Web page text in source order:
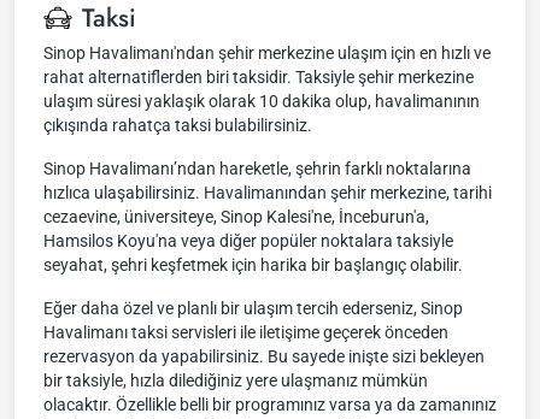
Taksi
Sinop Havalimanı'ndan şehir merkezine ulaşım için en hızlı ve
rahat alternatiflerden biri taksidir. Taksiyle şehir merkezine
ulaşım süresi yaklaşık olarak 10 dakika olup, havalimanının
çıkışında rahatça taksi bulabilirsiniz.
Sinop Havalimanı’ndan hareketle, şehrin farklı noktalarına
hızlıca ulaşabilirsiniz. Havalimanından şehir merkezine, tarihi
cezaevine, üniversiteye, Sinop Kalesi'ne, İnceburun'a,
Hamsilos Koyu'na veya diğer popüler noktalara taksiyle
seyahat, şehri keşfetmek için harika bir başlangıç olabilir.
Eğer daha özel ve planlı bir ulaşım tercih ederseniz, Sinop
Havalimanı taksi servisleri ile iletişime geçerek önceden
rezervasyon da yapabilirsiniz. Bu sayede inişte sizi bekleyen
bir taksiyle, hızla dilediğiniz yere ulaşmanız mümkün
olacaktır. Özellikle belli bir programınız varsa ya da zamanınız